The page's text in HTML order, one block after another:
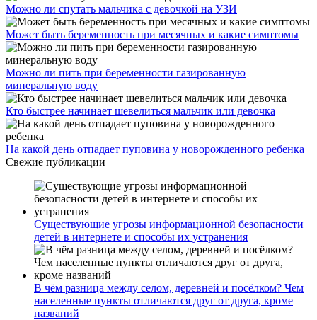
Можно ли спутать мальчика с девочкой на УЗИ
Может быть беременность при месячных и какие симптомы
Можно ли пить при беременности газированную
минеральную воду
Кто быстрее начинает шевелиться мальчик или девочка
На какой день отпадает пуповина у новорожденного ребенка
Свежие публикации
Существующие угрозы информационной безопасности
детей в интернете и способы их устранения
В чём разница между селом, деревней и посёлком? Чем
населенные пункты отличаются друг от друга, кроме
названий